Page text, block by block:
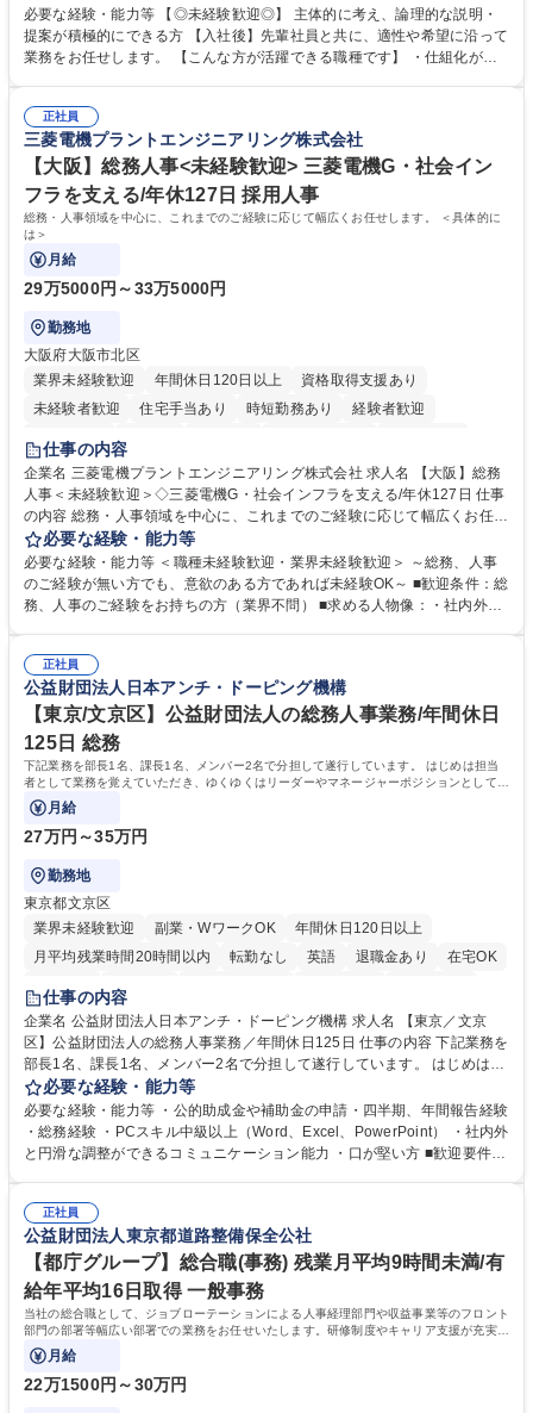
や成長に貢献している部署です。 会社の全メンバーが安心して長く成果を
発揮できる環境を整えるために、毎日のメンテナンスや維持管理に加え、
新たな施策検討を積極的に行っていただき、会社全体を巻き込み課題解決
幅広い業務の体得が可能で、多様なキャリアパスを描くことも可能です。
募集職種 【総務】未経験歓迎◎/リモート可/世界で唯一の事業/福利厚生◎/
再雇用有
必要な経験・能力等 【◎未経験歓迎◎】 主体的に考え、論理的な説明・
提案が積極的にできる方 【入社後】先輩社員と共に、適性や希望に沿って
業務をお任せします。 【こんな方が活躍できる職種です】 ・仕組化が好
対処できる・新しいことに興味関心がある 【魅力】■自己啓発支援：資格
取得や通信教育など費用の80%（年間25万円まで）を補助 ■住宅手当：家
賃の50%（月額7万円まで）を補助 学歴・資格 学歴：大学院 大学 語学
力： 資格：
正社員
三菱電機プラントエンジニアリング株式会社
【大阪】総務人事<未経験歓迎> 三菱電機G・社会イン
フラを支える/年休127日 採用人事
総務・人事領域を中心に、これまでのご経験に応じて幅広くお任せします。 ＜具体的に
は＞
月給
29万5000円～33万5000円
勤務地
大阪府大阪市北区
業界未経験歓迎
年間休日120日以上
資格取得支援あり
未経験者歓迎
住宅手当あり 時短勤務あり
経験者歓迎
退職金あり
駅近5分以内
土日祝休み 服装自由 寮・社宅あり 食事補助あり
仕事の内容
企業名 三菱電機プラントエンジニアリング株式会社 求人名 【大阪】総務
人事＜未経験歓迎＞◇三菱電機G・社会インフラを支える/年休127日 仕事
の内容 総務・人事領域を中心に、これまでのご経験に応じて幅広くお任せ
します。 ＜具体的には＞ ・総務/人事労務（給与・社保・勤怠管理など）
・採用・教育研修 ・福利厚生運用 など ※基本的には事務所勤務ですが、
採用や教育等の業務内容により、関西圏以外への日帰り・宿泊を伴う国内
出張もございます。 ※担当業務を持ちつつ、お互いに助け合いながら、総
必要な経験・能力等
必要な経験・能力等 ＜職種未経験歓迎・業界未経験歓迎＞ ～総務、人事
のご経験が無い方でも、意欲のある方であれば未経験OK～ ■歓迎条件：総
務、人事のご経験をお持ちの方（業界不問） ■求める人物像：・社内外の
正社員
公益財団法人日本アンチ・ドーピング機構
【東京/文京区】公益財団法人の総務人事業務/年間休日
125日 総務
下記業務を部長1名、課長1名、メンバー2名で分担して遂行しています。 はじめは担当
者として業務を覚えていただき、ゆくゆくはリーダーやマネージャーポジションとして活
躍いただくことを期待しています。
月給
27万円～35万円
勤務地
東京都文京区
業界未経験歓迎
副業・WワークOK
年間休日120日以上
月平均残業時間20時間以内
転勤なし 英語 退職金あり
在宅OK
賞与あり
育休あり
食事補助あり
仕事の内容
企業名 公益財団法人日本アンチ・ドーピング機構 求人名 【東京／文京
区】公益財団法人の総務人事業務／年間休日125日 仕事の内容 下記業務を
部長1名、課長1名、メンバー2名で分担して遂行しています。 はじめは担
当者として業務を覚えていただき、ゆくゆくはリーダーやマネージャーポ
ジションとして活躍いただくことを期待しています。 【総務・人事グルー
プの業務内容】 ・人事制度関連 ・採用活動 ・教育研修の企画、実行 ・勤
怠管理 ・官公庁への各種提出 ・法定の会議運営（評議員会、理事会） ・
管理 ・福利厚生関連 ・職員からの問合せ、相談対応 ・その他日常の総務
業務全般 募集職種 【東京／文京区】公益財団法人の総務人事業務／年間
休日125日
必要な経験・能力等
必要な経験・能力等 ・公的助成金や補助金の申請・四半期、年間報告経験
・総務経験 ・PCスキル中級以上（Word、Excel、PowerPoint） ・社内外
と円滑な調整ができるコミュニケーション能力 ・口が堅い方 ■歓迎要件
正社員
公益財団法人東京都道路整備保全公社
【都庁グループ】総合職(事務) 残業月平均9時間未満/有
給年平均16日取得 一般事務
当社の総合職として、ジョブローテーションによる人事経理部門や収益事業等のフロント
部門の部署等幅広い部署での業務をお任せいたします。研修制度やキャリア支援が充実し
ております！ ※下記業務詳細
月給
22万1500円～30万円